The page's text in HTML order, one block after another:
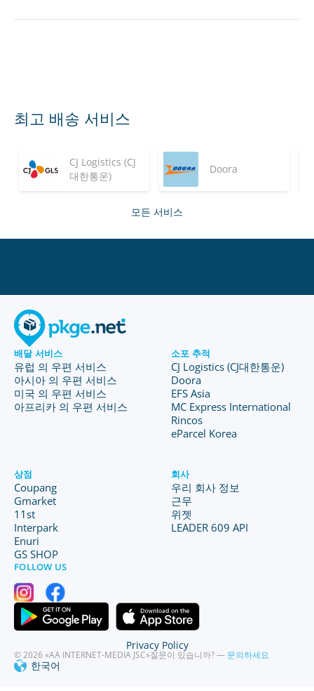
최고 배송 서비스
CJ Logistics (CJ
대한통운)
Doora
모든 서비스
배달 서비스
유럽 의 우편 서비스
아시아 의 우편 서비스
미국 의 우편 서비스
아프리카 의 우편 서비스
소포 추적
CJ Logistics (CJ대한통운)
Doora
EFS Asia
MC Express International
Rincos
eParcel Korea
상점
Coupang
Gmarket
11st
Interpark
Enuri
GS SHOP
회사
우리 회사 정보
근무
위젯
LEADER 609 API
FOLLOW US
© 2026 «AA INTERNET-MEDIA JSC»질문이 있습니까? — 문의하세요
한국어
Privacy Policy